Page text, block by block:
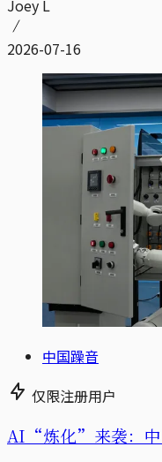
Joey L
2026-07-16
中国躁音
仅限注册用户
AI“炼化”来袭：